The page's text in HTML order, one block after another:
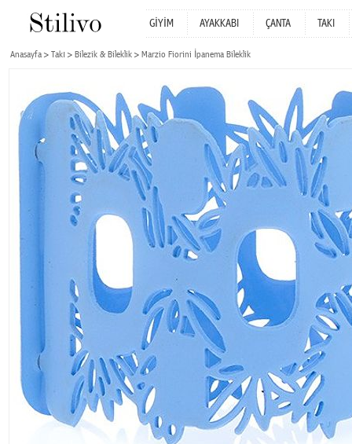
GİYİM AYAKKABI ÇANTA TAKI
Anasayfa Takı Bilezik & Bileklik Marzio Fiorini İpanema Bileklik